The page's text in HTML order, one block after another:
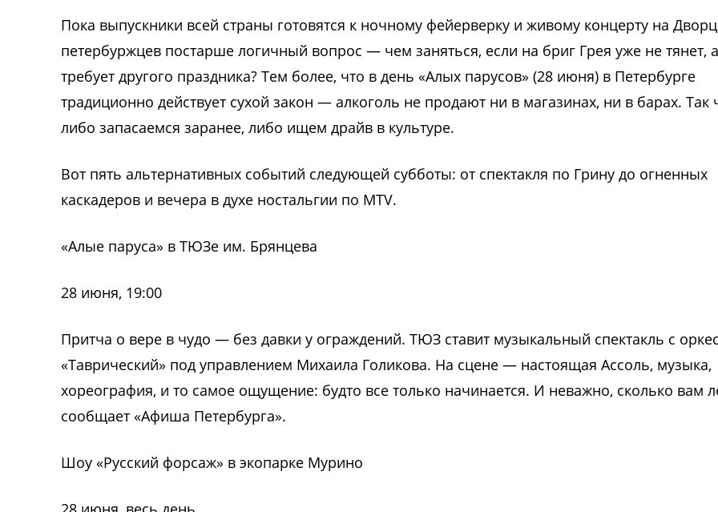
Пока выпускники всей страны готовятся к ночному фейерверку и живому концерту на
петербуржцев постарше логичный вопрос — чем заняться, если на бриг Грея уже не тянет,
требует другого праздника? Тем более, что в день «Алых парусов» (28 июня) в Петербурге
традиционно действует сухой закон — алкоголь не продают ни в магазинах, ни в барах. Так
либо запасаемся заранее, либо ищем драйв в культуре.
Вот пять альтернативных событий следующей субботы: от спектакля по Грину до огненных
каскадеров и вечера в духе ностальгии по MTV.
«Алые паруса» в ТЮЗе им. Брянцева
28 июня, 19:00
Притча о вере в чудо — без давки у ограждений. ТЮЗ ставит музыкальный спектакль с
«Таврический» под управлением Михаила Голикова. На сцене — настоящая Ассоль, музыка,
хореография, и то самое ощущение: будто все только начинается. И неважно, сколько вам
сообщает «Афиша Петербурга».
Шоу «Русский форсаж» в экопарке Мурино